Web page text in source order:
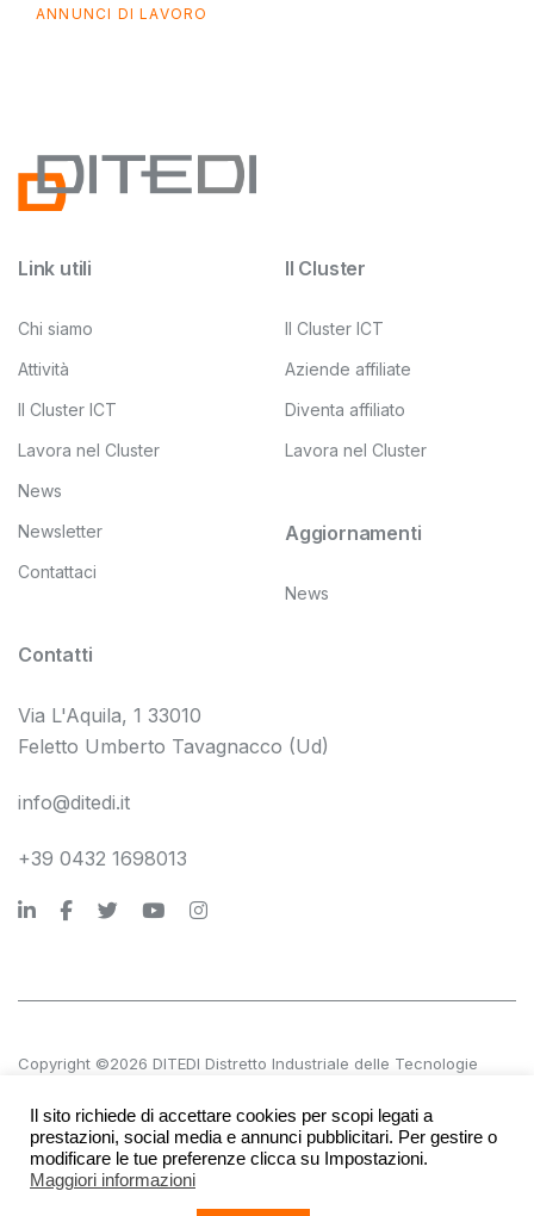
ANNUNCI DI LAVORO
Link utili
Chi siamo
Attività
Il Cluster ICT
Lavora nel Cluster
News
Newsletter
Contattaci
Il Cluster
Il Cluster ICT
Aziende affiliate
Diventa affiliato
Lavora nel Cluster
Aggiornamenti
News
Contatti
Via L'Aquila, 1 33010
Feletto Umberto Tavagnacco (Ud)
info@ditedi.it
+39 0432 1698013
Copyright ©2026 DITEDI Distretto Industriale delle Tecnologie
P.IVA 02561380300 | REA UD 270601
Il sito richiede di accettare cookies per scopi legati a
prestazioni, social media e annunci pubblicitari. Per gestire o
modificare le tue preferenze clicca su Impostazioni.
Maggiori informazioni